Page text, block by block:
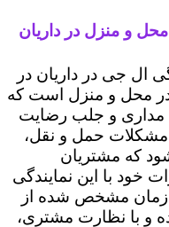
و منزل در داریان
ال جی در داریان در
در محل و منزل است که
و جلب رضایت
مشکلات حمل و نقل،
که مشتریان
خود با این نمایندگی
زمان مشخص شده از
با نظارت مشتری،